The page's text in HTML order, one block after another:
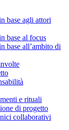
base agli attori
base al focus
base all’ambito di
e rituali
di progetto
collaborativi